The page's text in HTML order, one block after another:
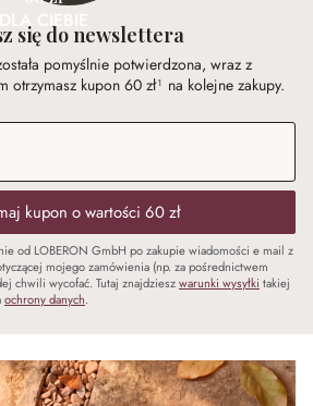
DLA CIEBIE
się do newslettera
pomyślnie potwierdzona, wraz z
otrzymasz kupon 60 zł¹ na kolejne zakupy.
kupon o wartości 60 zł
od LOBERON GmbH po zakupie wiadomości e mail z
mojego zamówienia (np. za pośrednictwem
chwili wycofać. Tutaj znajdzieszwarunki wysyłki takiej
ochrony danych.